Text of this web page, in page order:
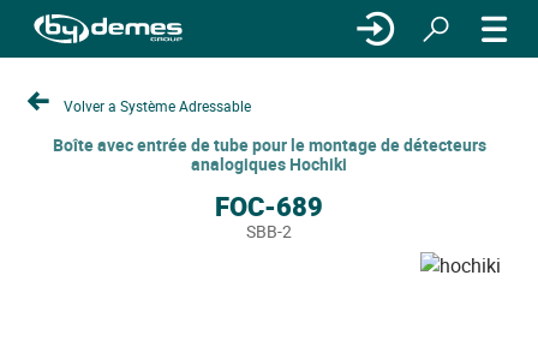
Volver a Système Adressable
Boîte avec entrée de tube pour le montage de détecteurs
analogiques Hochiki
FOC-689
SBB-2